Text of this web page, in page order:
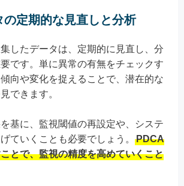
の定期的な見直しと分析
したデータは、定期的に見直し、分
です。単に異常の有無をチェックす
向や変化を捉えることで、潜在的な
できます。
基に、監視閾値の再設定や、システ
ていくことも必要でしょう。
PDCA
とで、監視の精度を高めていくこと